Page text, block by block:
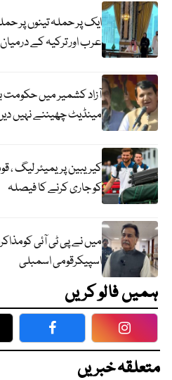
ایک پر حملہ تینوں پر
عرب اور ترکیہ کے
آزاد کشمیر میں حکومت
مینڈیٹ چھیننے نہیں دیں
کو جاری کرنے کا فیصلہ
میں نے پی ٹی آئی
اسپیکرقومی اسمبلی
ہمیں فالو کریں
Facebook
متعلقہ خبریں